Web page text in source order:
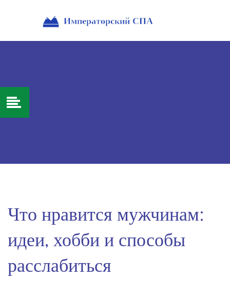
Что нравится мужчинам:
идеи, хобби и способы
расслабиться